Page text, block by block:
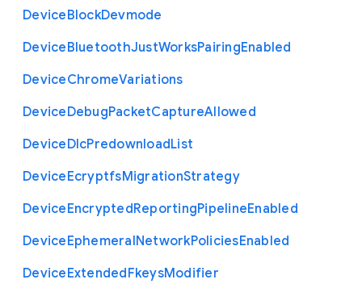
DeviceBlockDevmode
DeviceBluetoothJustWorksPairingEnabled
DeviceChromeVariations
DeviceDebugPacketCaptureAllowed
DeviceDlcPredownloadList
DeviceEcryptfsMigrationStrategy
DeviceEncryptedReportingPipelineEnabled
DeviceEphemeralNetworkPoliciesEnabled
DeviceExtendedFkeysModifier